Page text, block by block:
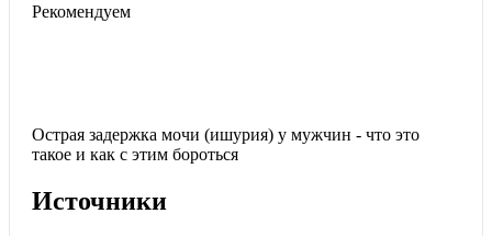
Рекомендуем
Острая задержка мочи (ишурия) у мужчин - что это
такое и как с этим бороться
Источники